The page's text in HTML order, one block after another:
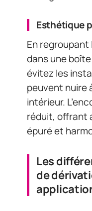
Esthétique
En
dans une
évitez les
peuvent nuire
intérieur.
réduit, offrant
épuré et
Les
de